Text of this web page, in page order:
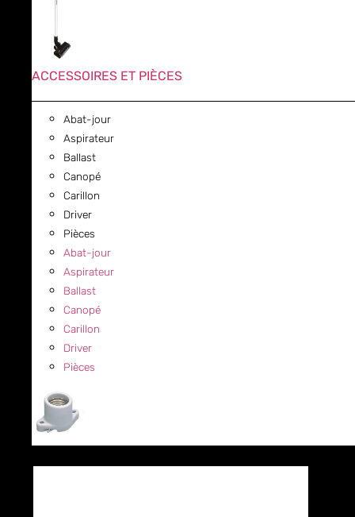
ACCESSOIRES ET PIÈCES
Abat-jour
Aspirateur
Ballast
Canopé
Carillon
Driver
Pièces
Abat-jour
Aspirateur
Ballast
Canopé
Carillon
Driver
Pièces